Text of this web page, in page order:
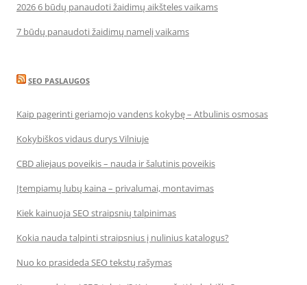
2026 6 būdų panaudoti žaidimų aikšteles vaikams
7 būdų panaudoti žaidimų namelį vaikams
SEO PASLAUGOS
Kaip pagerinti geriamojo vandens kokybę – Atbulinis osmosas
Kokybiškos vidaus durys Vilniuje
CBD aliejaus poveikis – nauda ir šalutinis poveikis
Įtempiamų lubų kaina – privalumai, montavimas
Kiek kainuoja SEO straipsnių talpinimas
Kokia nauda talpinti straipsnius į nulinius katalogus?
Nuo ko prasideda SEO tekstų rašymas